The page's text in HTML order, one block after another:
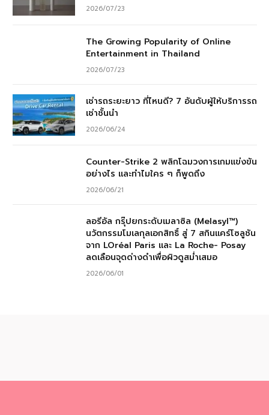
2026/07/23
The Growing Popularity of Online
Entertainment in Thailand
2026/07/23
เช่ารถระยะยาว ที่ไหนดี? 7 อันดับผู้ให้บริการรถ
เช่าชั้นนำ
2026/06/24
Counter-Strike 2 พลิกโฉมวงการเกมแข่งขัน
อย่างไร และทำไมใคร ๆ ก็พูดถึง
2026/06/21
ลอรีอัล กรุ๊ปยกระดับเมลาซิล (Melasyl™)
นวัตกรรมโมเลกุลเอกสิทธิ์ สู่ 7 สกินแคร์โซลูชัน
จาก LOréal Paris และ La Roche- Posay
ลดเลือนจุดด่างดำเพื่อผิวดูสม่ำเสมอ
2026/06/01